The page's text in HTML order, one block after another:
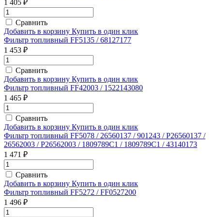
1 405 ₽
Сравнить
Добавить в корзину Купить в один клик
Фильтр топливный FF5135 / 68127177
1 453 ₽
Сравнить
Добавить в корзину Купить в один клик
Фильтр топливный FF42003 / 1522143080
1 465 ₽
Сравнить
Добавить в корзину Купить в один клик
Фильтр топливный FF5078 / 26560137 / 901243 / P26560137 /
26562003 / P26562003 / 1809789C1 / 1809789C1 / 43140173
1 471 ₽
Сравнить
Добавить в корзину Купить в один клик
Фильтр топливный FF5272 / FF0527200
1 496 ₽